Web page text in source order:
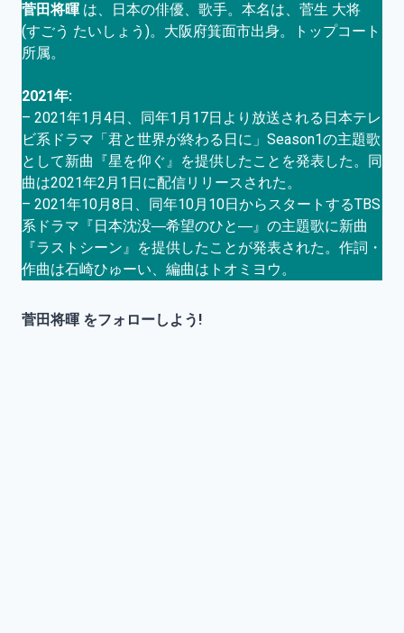
菅田将暉 は、日本の俳優、歌手。本名は、菅生 大将
(すごう たいしょう)。大阪府箕面市出身。トップコート
所属。
2021年:
– 2021年1月4日、同年1月17日より放送される日本テレ
ビ系ドラマ「君と世界が終わる日に」Season1の主題歌
として新曲『星を仰ぐ』を提供したことを発表した。同
曲は2021年2月1日に配信リリースされた。
– 2021年10月8日、同年10月10日からスタートするTBS
系ドラマ『日本沈没―希望のひと―』の主題歌に新曲
『ラストシーン』を提供したことが発表された。作詞・
作曲は石崎ひゅーい、編曲はトオミヨウ。
菅田将暉 をフォローしよう!